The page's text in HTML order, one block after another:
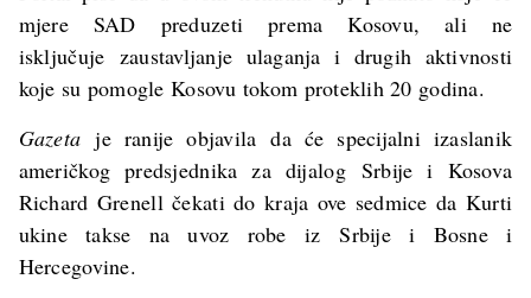
mjere SAD preduzeti prema Kosovu, ali ne
isključuje zaustavljanje ulaganja i drugih aktivnosti
koje su pomogle Kosovu tokom proteklih 20 godina.
Gazetaje ranije objavila da će specijalni izaslanik
američkog predsjednika za dijalog Srbije i Kosova
Richard Grenell čekati do kraja ove sedmice da Kurti
ukine takse na uvoz robe iz Srbije i Bosne i
Hercegovine.